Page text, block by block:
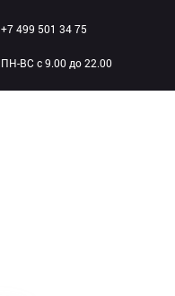
+7 499 501 34 75
ПН-ВC c 9.00 до 22.00